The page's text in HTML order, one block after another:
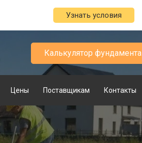
Узнать условия
Калькулятор фундамента
Цены Поставщикам Контакты